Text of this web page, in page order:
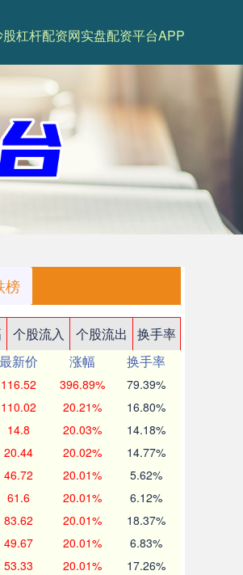
杠杆配资网实盘配资平台APP
榜
个股流入 个股流出
换手率
最新价 涨幅
换手率
116.52 396.89% 79.39%
110.02 20.21% 16.80%
14.8 20.03% 14.18%
20.44 20.02% 14.77%
46.72 20.01% 5.62%
61.6 20.01% 6.12%
83.62 20.01% 18.37%
49.67 20.01% 6.83%
53.33 20.01% 17.26%